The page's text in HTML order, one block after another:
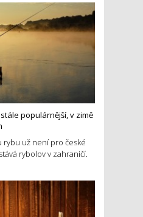
populárnější, v zimě
rybu už není pro české
rybolov v zahraničí.